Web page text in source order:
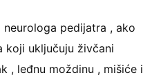
pedijatra , ako
koji uključuju živčani
, leđnu moždinu , mišiće i